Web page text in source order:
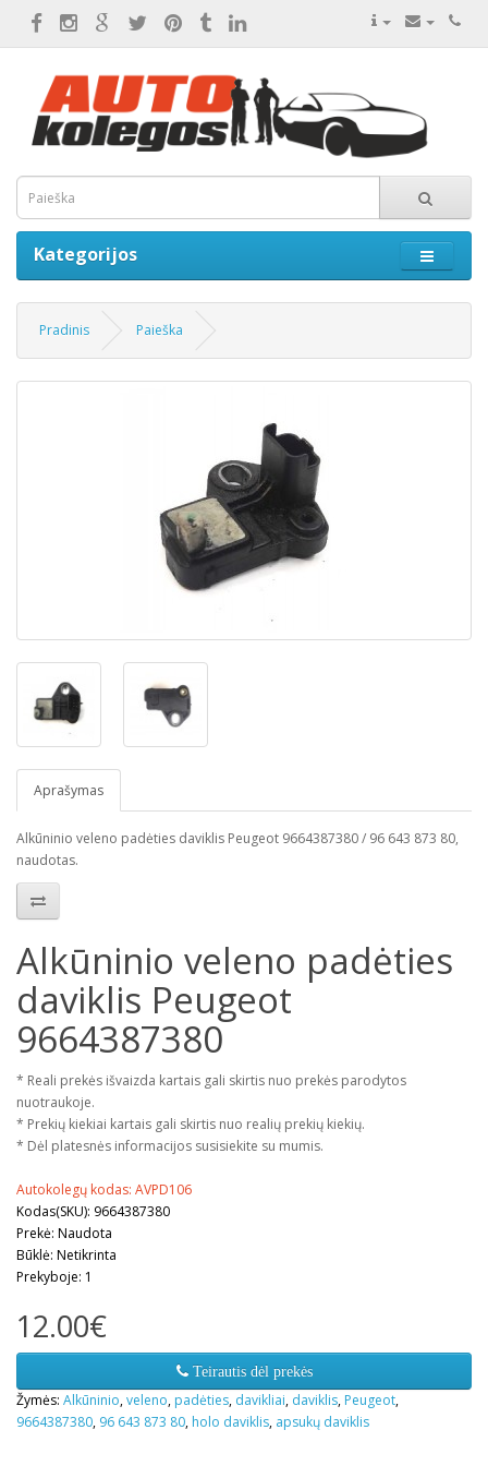
Kategorijos
Pradinis Paieška
Aprašymas
Alkūninio veleno padėties daviklis Peugeot 9664387380 / 96 643 873 80,
naudotas.
Alkūninio veleno padėties
daviklis Peugeot
9664387380
* Reali prekės išvaizda kartais gali skirtis nuo prekės parodytos
nuotraukoje.
* Prekių kiekiai kartais gali skirtis nuo realių prekių kiekių.
* Dėl platesnės informacijos susisiekite su mumis.
Autokolegų kodas: AVPD106
Kodas(SKU): 9664387380
Prekė: Naudota
Būklė: Netikrinta
Prekyboje: 1
12.00€
Teirautis dėl prekės
Žymės: Alkūninio,veleno, padėties, davikliai, daviklis, Peugeot,
9664387380, 96 643 873 80, holo daviklis, apsukų daviklis